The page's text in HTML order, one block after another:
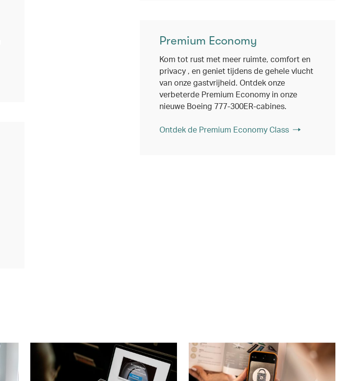
Premium Economy
Kom tot rust met meer ruimte, comfort en
privacy , en geniet tijdens de gehele vlucht
van onze gastvrijheid. Ontdek onze
verbeterde Premium Economy in onze
nieuwe Boeing 777-300ER-cabines.
Ontdek de Premium Economy Class